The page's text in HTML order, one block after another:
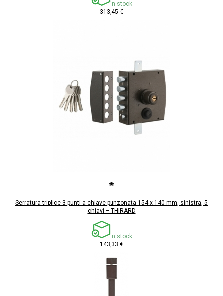
In stock
313,45 €
Serratura triplice 3 punti a chiave punzonata 154 x 140 mm, sinistra, 5
chiavi – THIRARD
In stock
143,33 €